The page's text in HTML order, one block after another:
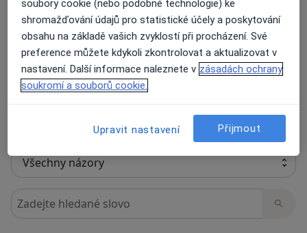
59 názorů
Recenze pacientů jsou pro nás důležité.
Specialisté nemají možnost zaplatit za
odstranění nebo změnu recenze pacienta.
Hledejte v názorech
soubory cookie (nebo podobné technologie) ke
shromažďování údajů pro statistické účely a poskytování
obsahu na základě vašich zvyklostí při procházení. Své
preference můžete kdykoli zkontrolovat a aktualizovat v
nastavení. Další informace naleznete v zásadách ochrany
soukromí a souborů cookie.
Upravit nastavení Přijmout